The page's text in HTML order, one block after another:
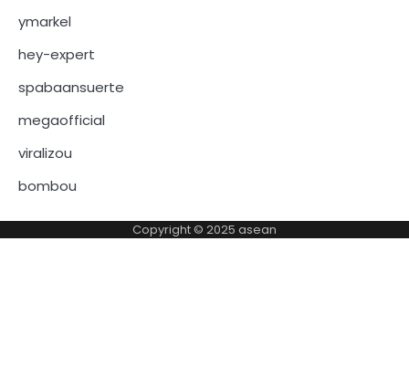
ymarkel
hey-expert
spabaansuerte
megaofficial
viralizou
bombou
Copyright © 2025 asean